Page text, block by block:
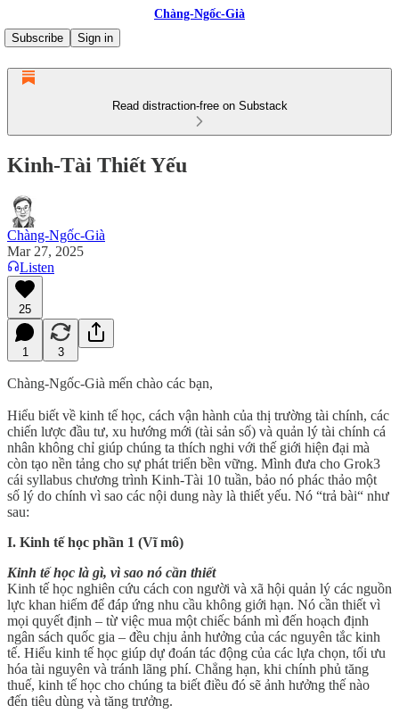
Chàng-Ngốc-Già
Subscribe
Sign in
Read distraction-free on Substack
Kinh-Tài Thiết Yếu
Chàng-Ngốc-Già
Mar 27, 2025
Listen
25
1 3
Chàng-Ngốc-Già mến chào các bạn,
Hiểu biết về kinh tế học, cách vận hành của thị trường tài chính, các
chiến lược đầu tư, xu hướng mới (tài sản số) và quản lý tài chính cá
nhân không chỉ giúp chúng ta thích nghi với thế giới hiện đại mà
còn tạo nền tảng cho sự phát triển bền vững. Mình đưa cho Grok3
cái syllabus chương trình Kinh-Tài 10 tuần, bảo nó phác thảo một
số lý do chính vì sao các nội dung này là thiết yếu. Nó “trả bài“ như
sau:
I. Kinh tế học phần 1 (Vĩ mô)
Kinh tế học là gì, vì sao nó cần thiết
Kinh tế học nghiên cứu cách con người và xã hội quản lý các nguồn
lực khan hiếm để đáp ứng nhu cầu không giới hạn. Nó cần thiết vì
mọi quyết định – từ việc mua một chiếc bánh mì đến hoạch định
ngân sách quốc gia – đều chịu ảnh hưởng của các nguyên tắc kinh
tế. Hiểu kinh tế học giúp dự đoán tác động của các lựa chọn, tối ưu
hóa tài nguyên và tránh lãng phí. Chẳng hạn, khi chính phủ tăng
thuế, kinh tế học cho chúng ta biết điều đó sẽ ảnh hưởng thế nào
đến tiêu dùng và tăng trưởng.